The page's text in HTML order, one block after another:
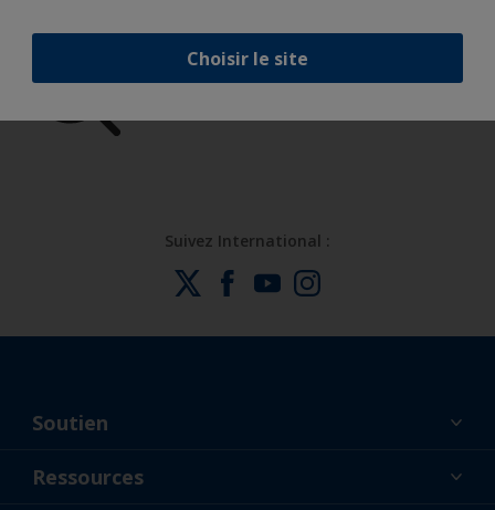
Choisir le site
Bénéficiez de notre expertise
scientifique et de notre innovation
Suivez International :
Soutien
À propos de nous
Ressources